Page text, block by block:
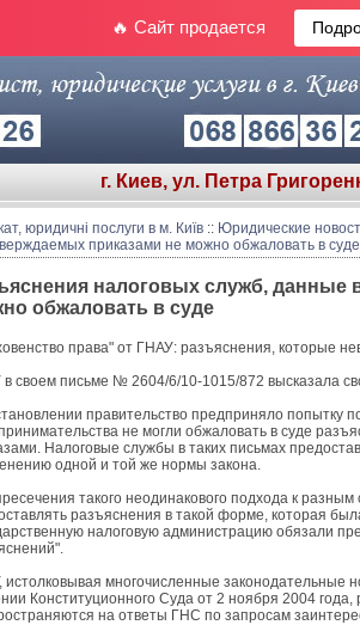
🔥 Сайт продается
г. Киев, ул. Петра
юридичні послуги в м. Київ :: Юридические
приказами не можно обжаловать в суде
налоговых служб,
обжаловать в суде
права" от ГНАУ: разъяснения, которые
в своем письме № 2604/6/10-1015/872 высказала
правительство предприняло попытку
не могли обжаловать в суде
Налоговые службы в таких письмах
одной и той же нормы закона.
такого неодинакового подхода к
разъяснения в такой форме, которая
налоговую администрацию обязали
истолковывая многочисленные законодательные
Конституционного Суда от 2 ноября 2004
на ответы ГНС по запросам